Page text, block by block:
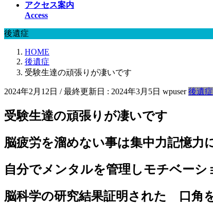
アクセス案内
Access
後遺症
HOME
後遺症
受験生達の頑張りが凄いです
2024年2月12日 / 最終更新日 : 2024年3月5日 wpuser 後遺症
受験生達の頑張りが凄いです
脳疲労を溜めない事は集中力記憶力
自分でメンタルを管理しモチベー
脳科学の研究結果証明された 口角